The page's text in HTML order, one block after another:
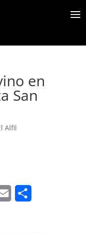
en
San
Alfil